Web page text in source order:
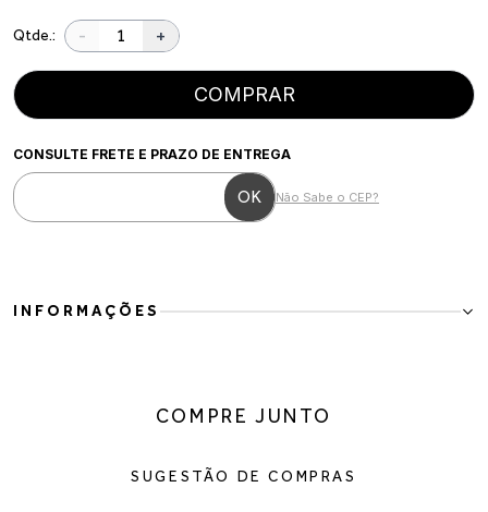
Qtde.: - +
COMPRAR
CONSULTE FRETE E PRAZO DE ENTREGA
Não Sabe o CEP?
INFORMAÇÕES
com slingback garante firmeza ao caminhar, enquanto o visual
Detalhes do produto:
COMPRE JUNTO
SUGESTÃO DE COMPRAS